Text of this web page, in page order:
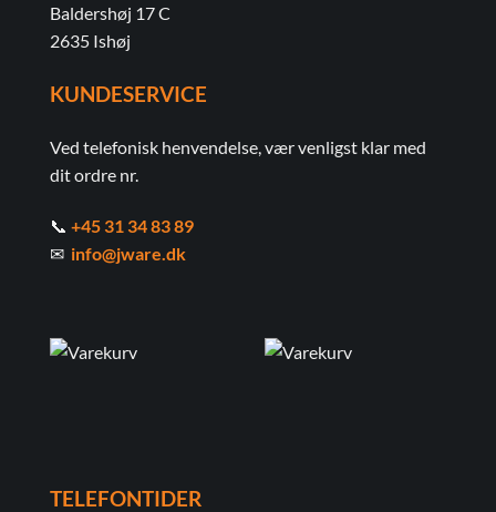
Baldershøj 17 C
2635 Ishøj
KUNDESERVICE
Ved telefonisk henvendelse, vær venligst klar med
dit ordre nr.
📞 +45 31 34 83 89
✉ info@jware.dk
TELEFONTIDER